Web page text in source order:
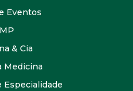
Eventos
& Cia
Medicina
Especialidade